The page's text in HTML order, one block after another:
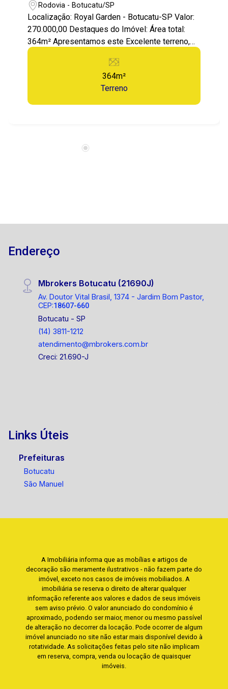
Rodovia - Botucatu/SP
Localização: Royal Garden - Botucatu-SP Valor:
270.000,00 Destaques do Imóvel: Área total:
364m² Apresentamos este Excelente terreno,
esquina, localizado em Botucatu, no Condomínio
Residencial Royal Garden! Uma região tranquila,
Lugar perfeito para quem busca conforto e
qualidade de vida! O terreno tem boa topografia,
positivo, localização privilegiada! Um
excelente localização, o Condomínio conta com
churrasqueiras privativas para total conforto!
visita! 14 99721-9484
364m²
Terreno
Endereço
Mbrokers Botucatu (21690J)
Av. Doutor Vital Brasil, 1374 - Jardim Bom Pastor,
CEP:18607-660
Botucatu - SP
(14) 3811-1212
atendimento@mbrokers.com.br
Creci: 21.690-J
Links Úteis
Prefeituras
Botucatu
São Manuel
A Imobiliária informa que as mobílias e artigos de
decoração são meramente ilustrativos - não fazem parte do
imóvel, exceto nos casos de imóveis mobiliados. A
imobiliária se reserva o direito de alterar qualquer
informação referente aos valores e dados de seus imóveis
sem aviso prévio. O valor anunciado do condomínio é
aproximado, podendo ser maior, menor ou mesmo passível
de alteração no decorrer da locação. Pode ocorrer de algum
imóvel anunciado no site não estar mais disponível devido à
rotatividade. As solicitações feitas pelo site não implicam
em reserva, compra, venda ou locação de quaisquer
imóveis.